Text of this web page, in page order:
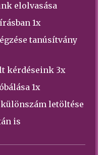
elolvasása
1x
tanúsítvány
kérdéseink 3x
1x
letöltése
is